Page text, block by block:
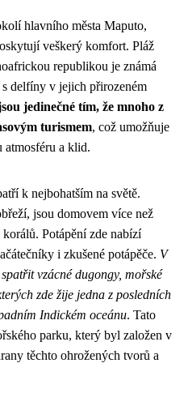
hlavního města Maputo,
veškerý komfort. Pláž
republikou je známá
delfíny v jejich přirozeném
jedinečné tím, že mnoho z
turismem, což umožňuje
atmosféru a klid.
k nejbohatším na světě.
jsou domovem více než
Potápění zde nabízí
i zkušené potápěče. V
vzácné dugongy, mořské
zde žije jedna z posledních
Indickém oceánu. Tato
parku, který byl založen v
těchto ohrožených tvorů a